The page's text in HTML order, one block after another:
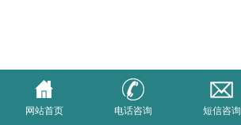
网站首页 电话咨询 短信咨询